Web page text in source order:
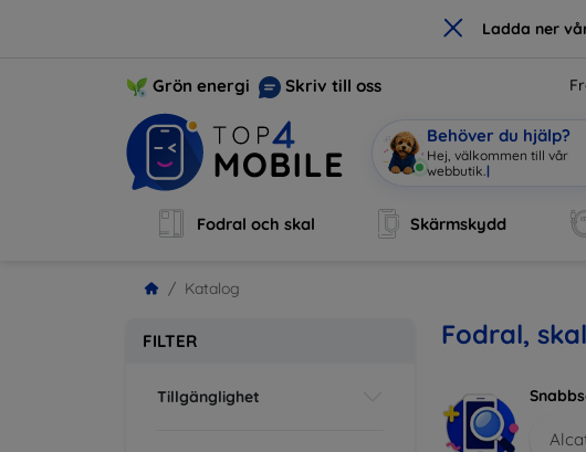
× Ladda ner
Grön energi Skriv till oss
Behöver du hjälp?
Hej, välkommen till vår
Fodral och skal Skärmskydd
Katalog
FILTER
Tillgänglighet
Fodral,